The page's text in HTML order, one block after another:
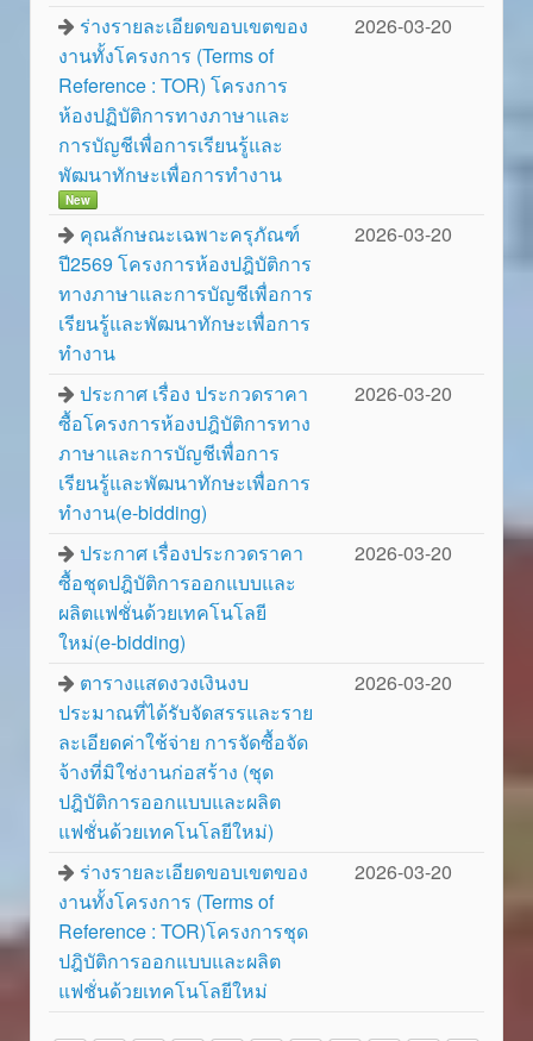
ร่างรายละเอียดขอบเขตของ
งานทั้งโครงการ (Terms of
Reference : TOR) โครงการ
ห้องปฏิบัติการทางภาษาและ
การบัญชีเพื่อการเรียนรู้และ
พัฒนาทักษะเพื่อการทำงาน
New
2026-03-20
คุณลักษณะเฉพาะครุภัณฑ์
ปี2569 โครงการห้องปฎิบัติการ
ทางภาษาและการบัญชีเพื่อการ
เรียนรู้และพัฒนาทักษะเพื่อการ
ทำงาน
2026-03-20
ประกาศ เรื่อง ประกวดราคา
ซื้อโครงการห้องปฎิบัติการทาง
ภาษาและการบัญชีเพื่อการ
เรียนรู้และพัฒนาทักษะเพื่อการ
ทำงาน(e-bidding)
2026-03-20
ประกาศ เรื่องประกวดราคา
ซื้อชุดปฎิบัติการออกแบบและ
ผลิตแฟชั่นด้วยเทคโนโลยี
ใหม่(e-bidding)
2026-03-20
ตารางแสดงวงเงินงบ
ประมาณที่ได้รับจัดสรรและราย
ละเอียดค่าใช้จ่าย การจัดซื้อจัด
จ้างที่มิใช่งานก่อสร้าง (ชุด
ปฎิบัติการออกแบบและผลิต
แฟชั่นด้วยเทคโนโลยีใหม่)
2026-03-20
ร่างรายละเอียดขอบเขตของ
งานทั้งโครงการ (Terms of
Reference : TOR)โครงการชุด
ปฎิบัติการออกแบบและผลิต
แฟชั่นด้วยเทคโนโลยีใหม่
2026-03-20